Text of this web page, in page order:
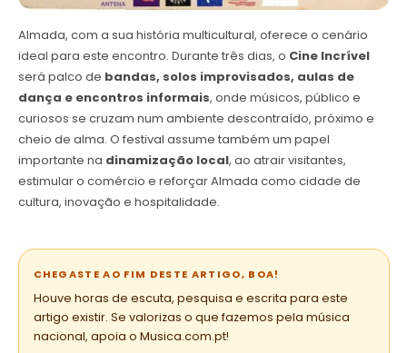
Almada, com a sua história multicultural, oferece o cenário
ideal para este encontro. Durante três dias, o Cine Incrível
será palco de bandas, solos improvisados, aulas de
dança e encontros informais, onde músicos, público e
curiosos se cruzam num ambiente descontraído, próximo e
cheio de alma. O festival assume também um papel
importante na dinamização local, ao atrair visitantes,
estimular o comércio e reforçar Almada como cidade de
cultura, inovação e hospitalidade.
CHEGASTE AO FIM DESTE ARTIGO, BOA!
Houve horas de escuta, pesquisa e escrita para este
artigo existir. Se valorizas o que fazemos pela música
nacional, apoia o Musica.com.pt!